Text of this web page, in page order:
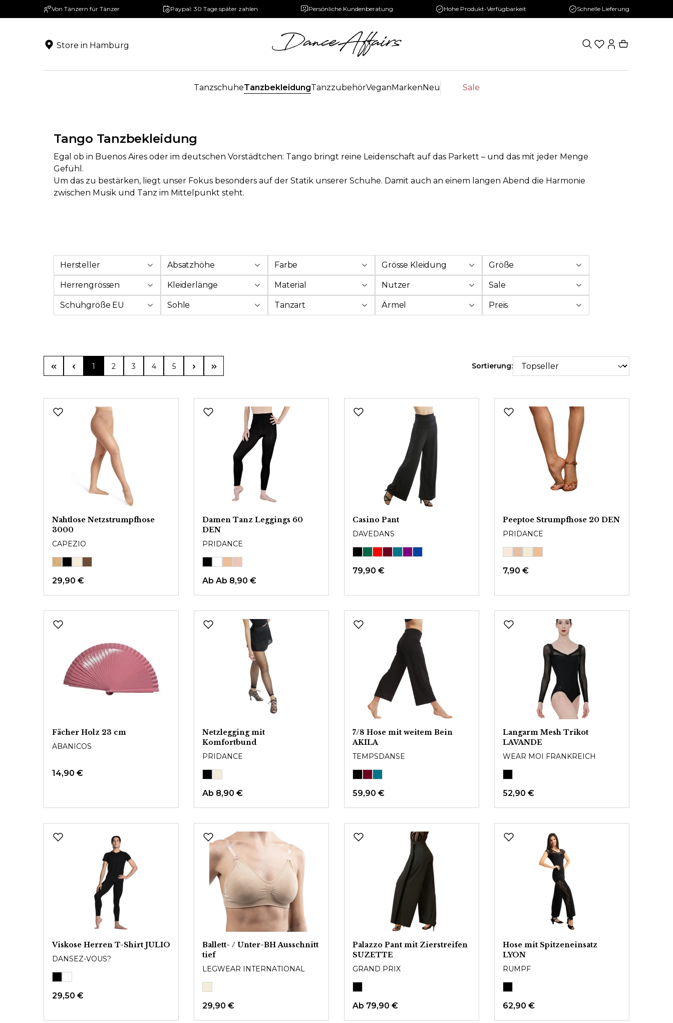
Zur Hauptnavigation springen
Von Tänzern für Tänzer Paypal: 30 Tage später zahlen Persönliche Kundenberatung Hohe Produkt-Verfügbarkeit Schnelle Lieferung
Store in Hamburg
TanzschuheTanzbekleidungTanzzubehörVeganMarkenNeu Sale
Tango Tanzbekleidung
Egal ob in Buenos Aires oder im deutschen Vorstädtchen: Tango bringt reine Leidenschaft auf das Parkett – und das mit jeder Menge
Gefühl.
Um das zu bestärken, liegt unser Fokus besonders auf der Statik unserer Schuhe. Damit auch an einem langen Abend die Harmonie
zwischen Musik und Tanz im Mittelpunkt steht.
Hersteller Absatzhöhe Farbe Grösse Kleidung Größe
Herrengrössen Kleiderlänge Material Nutzer Sale
Schuhgröße EU Sohle Tanzart Ärmel Preis
Seite
1 Seite
2 Seite
3 Seite
4 Seite
5 Sortierung:
Nahtlose Netzstrumpfhose
3000
CAPEZIO
29,90 €
Damen Tanz Leggings 60
DEN
PRIDANCE
Ab Ab 8,90 €
Casino Pant
DAVEDANS
79,90 €
Peeptoe Strumpfhose 20 DEN
PRIDANCE
7,90 €
Fächer Holz 23 cm
ABANICOS
14,90 €
Netzlegging mit
Komfortbund
PRIDANCE
Ab 8,90 €
7/8 Hose mit weitem Bein
AKILA
TEMPSDANSE
59,90 €
Langarm Mesh Trikot
LAVANDE
WEAR MOI FRANKREICH
52,90 €
Viskose Herren T-Shirt JULIO
DANSEZ-VOUS?
29,50 €
Ballett- / Unter-BH Ausschnitt
tief
LEGWEAR INTERNATIONAL
29,90 €
Palazzo Pant mit Zierstreifen
SUZETTE
GRAND PRIX
Ab 79,90 €
Hose mit Spitzeneinsatz
LYON
RUMPF
62,90 €